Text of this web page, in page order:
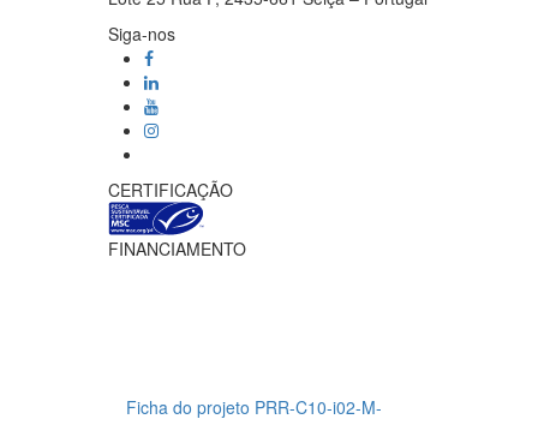
Siga-nos
CERTIFICAÇÃO
FINANCIAMENTO
Ficha do projeto PRR-C10-i02-M-